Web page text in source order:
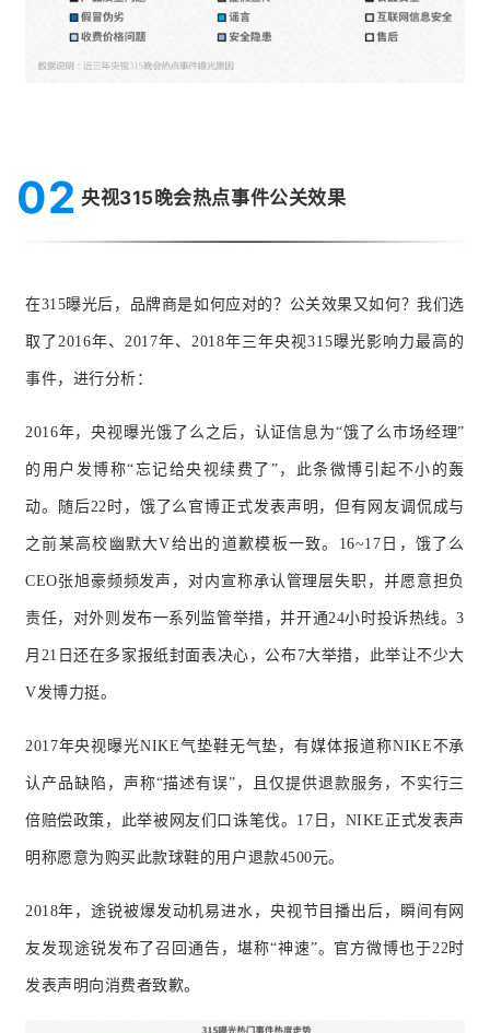
02 央视315晚会热点事件公关效果
在315曝光后，品牌商是如何应对的？公关效果又如何？我们选
取了2016年、2017年、2018年三年央视315曝光影响力最高的
事件，进行分析：
2016年，央视曝光饿了么之后，认证信息为“饿了么市场经理”
的用户发博称“忘记给央视续费了”，此条微博引起不小的轰
动。随后22时，饿了么官博正式发表声明，但有网友调侃成与
之前某高校幽默大V给出的道歉模板一致。16~17日，饿了么
CEO张旭豪频频发声，对内宣称承认管理层失职，并愿意担负
责任，对外则发布一系列监管举措，并开通24小时投诉热线。3
月21日还在多家报纸封面表决心，公布7大举措，此举让不少大
V发博力挺。
2017年央视曝光NIKE气垫鞋无气垫，有媒体报道称NIKE不承
认产品缺陷，声称“描述有误”，且仅提供退款服务，不实行三
倍赔偿政策，此举被网友们口诛笔伐。17日，NIKE正式发表声
明称愿意为购买此款球鞋的用户退款4500元。
2018年，途锐被爆发动机易进水，央视节目播出后，瞬间有网
友发现途锐发布了召回通告，堪称“神速”。官方微博也于22时
发表声明向消费者致歉。